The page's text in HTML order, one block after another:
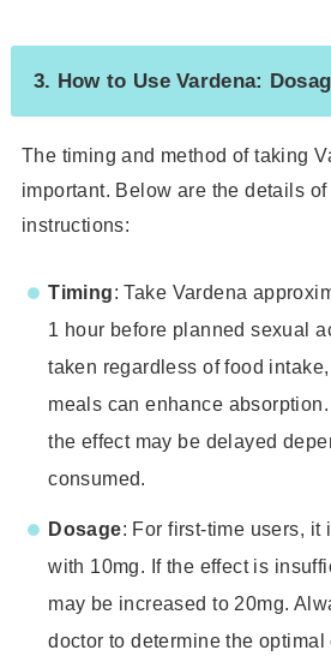
3. How to Use Vardena:
The timing and method of taking
important. Below are the details
instructions:
Timing: Take Vardena
1 hour before planned sexual
taken regardless of food
meals can enhance
the effect may be delayed
consumed.
Dosage: For first-time users, it
with 10mg. If the effect is
may be increased to 20mg.
doctor to determine the optimal